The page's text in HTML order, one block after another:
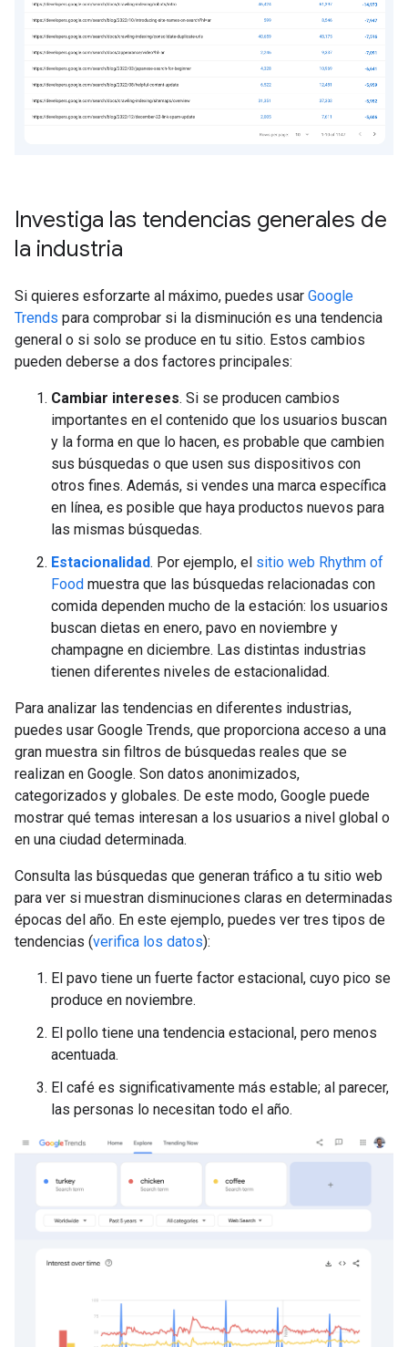
Investiga las tendencias generales de
la industria
Si quieres esforzarte al máximo, puedes usar Google
Trends para comprobar si la disminución es una tendencia
general o si solo se produce en tu sitio. Estos cambios
pueden deberse a dos factores principales:
Cambiar intereses. Si se producen cambios
importantes en el contenido que los usuarios buscan
y la forma en que lo hacen, es probable que cambien
sus búsquedas o que usen sus dispositivos con
otros fines. Además, si vendes una marca específica
en línea, es posible que haya productos nuevos para
las mismas búsquedas.
Estacionalidad. Por ejemplo, el sitio web Rhythm of
Food muestra que las búsquedas relacionadas con
comida dependen mucho de la estación: los usuarios
buscan dietas en enero, pavo en noviembre y
champagne en diciembre. Las distintas industrias
tienen diferentes niveles de estacionalidad.
Para analizar las tendencias en diferentes industrias,
puedes usar Google Trends, que proporciona acceso a una
gran muestra sin filtros de búsquedas reales que se
realizan en Google. Son datos anonimizados,
categorizados y globales. De este modo, Google puede
mostrar qué temas interesan a los usuarios a nivel global o
en una ciudad determinada.
Consulta las búsquedas que generan tráfico a tu sitio web
para ver si muestran disminuciones claras en determinadas
épocas del año. En este ejemplo, puedes ver tres tipos de
tendencias (verifica los datos):
El pavo tiene un fuerte factor estacional, cuyo pico se
produce en noviembre.
El pollo tiene una tendencia estacional, pero menos
acentuada.
El café es significativamente más estable; al parecer,
las personas lo necesitan todo el año.